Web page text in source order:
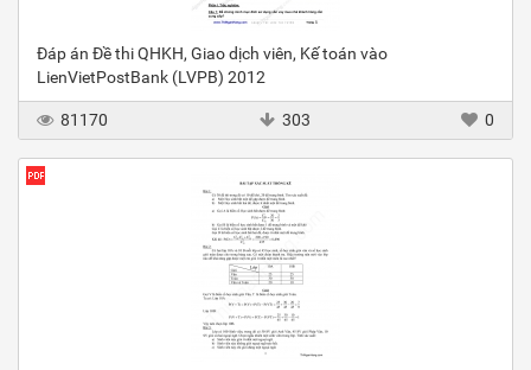
Đáp án Đề thi QHKH, Giao dịch viên, Kế toán vào
LienVietPostBank (LVPB) 2012
81170 303 0